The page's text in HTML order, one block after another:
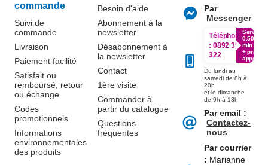
commande
Suivi de
commande
Livraison
Paiement facilité
Satisfait ou
remboursé, retour
ou échange
Codes
promotionnels
Informations
environnementales
des produits
Besoin d'aide
Abonnement à la
newsletter
Désabonnement à
la newsletter
Contact
1ère visite
Commander à
partir du catalogue
Questions
fréquentes
Par
Messenger
Téléphone
: 0892 350
322
Service
0.50€ /
min
+ prix
appel
Du lundi au
samedi de 8h à
20h
et le dimanche
de 9h à 13h
Par email :
Contactez-
nous
Par courrier
: Marianne